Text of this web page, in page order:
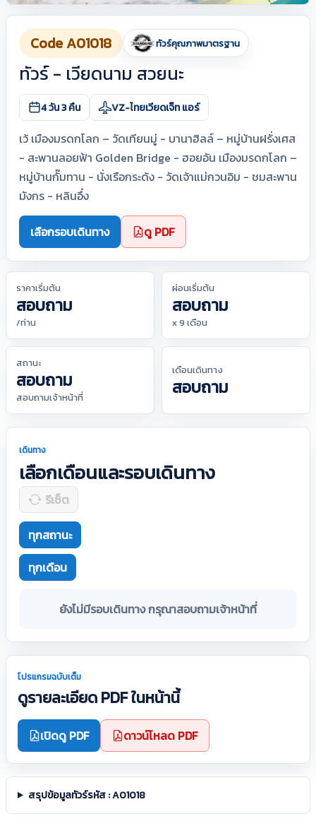
Code A01018 ทัวร์คุณภาพมาตรฐาน
ทัวร์ - เวียดนาม สวยนะ
4 วัน 3 คืน VZ-ไทยเวียดเจ็ท แอร์
เว้ เมืองมรดกโลก – วัดเทียนมู่ - บานาฮิลล์ – หมู่บ้านฝรั่งเศส
- สะพานลอยฟ้า Golden Bridge - ฮอยอัน เมืองมรดกโลก –
หมู่บ้านกั๊มทาน - นั่งเรือกระด้ง - วัดเจ้าแม่กวนอิม - ชมสะพาน
มังกร - หลินอึ๋ง
เลือกรอบเดินทาง ดู PDF
ราคาเริ่มต้น
สอบถาม
/ท่าน
ผ่อนเริ่มต้น
สอบถาม
x 9 เดือน
สถานะ
สอบถาม
สอบถามเจ้าหน้าที่
เดือนเดินทาง
สอบถาม
เดินทาง
เลือกเดือนและรอบเดินทาง
รีเซ็ต
ทุกสถานะ
ทุกเดือน
ยังไม่มีรอบเดินทาง กรุณาสอบถามเจ้าหน้าที่
โปรแกรมฉบับเต็ม
ดูรายละเอียด PDF ในหน้านี้
เปิดดู PDF ดาวน์โหลด PDF
สรุปข้อมูลทัวร์รหัส : A01018